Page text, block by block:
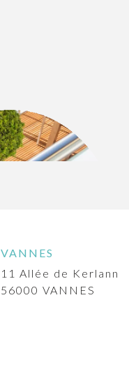
VANNES
11 Allée de Kerlann
56000 VANNES